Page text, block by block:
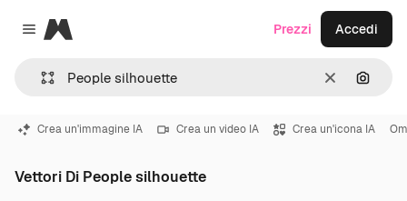
Close menu
Magnific
CancellaCerca
Prezzi Accedi
Crea un'immagine IA Crea un video IA Crea un'icona IA
Vettori Di People silhouette